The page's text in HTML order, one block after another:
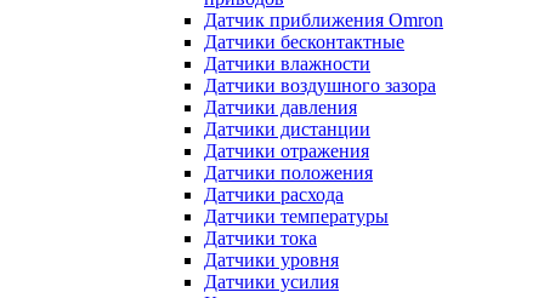
Датчик приближения Omron
Датчики бесконтактные
Датчики влажности
Датчики воздушного зазора
Датчики давления
Датчики дистанции
Датчики отражения
Датчики положения
Датчики расхода
Датчики температуры
Датчики тока
Датчики уровня
Датчики усилия